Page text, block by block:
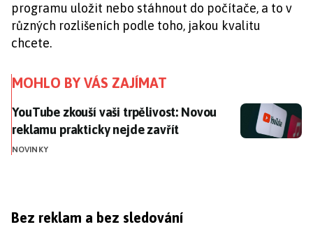
programu uložit nebo stáhnout do počítače, a to v
různých rozlišeních podle toho, jakou kvalitu
chcete.
MOHLO BY VÁS ZAJÍMAT
YouTube zkouší vaši trpělivost: Novou reklamu
YouTube zkouší vaši trpělivost: Novou
reklamu prakticky nejde zavřít
NOVINKY
Bez reklam a bez sledování